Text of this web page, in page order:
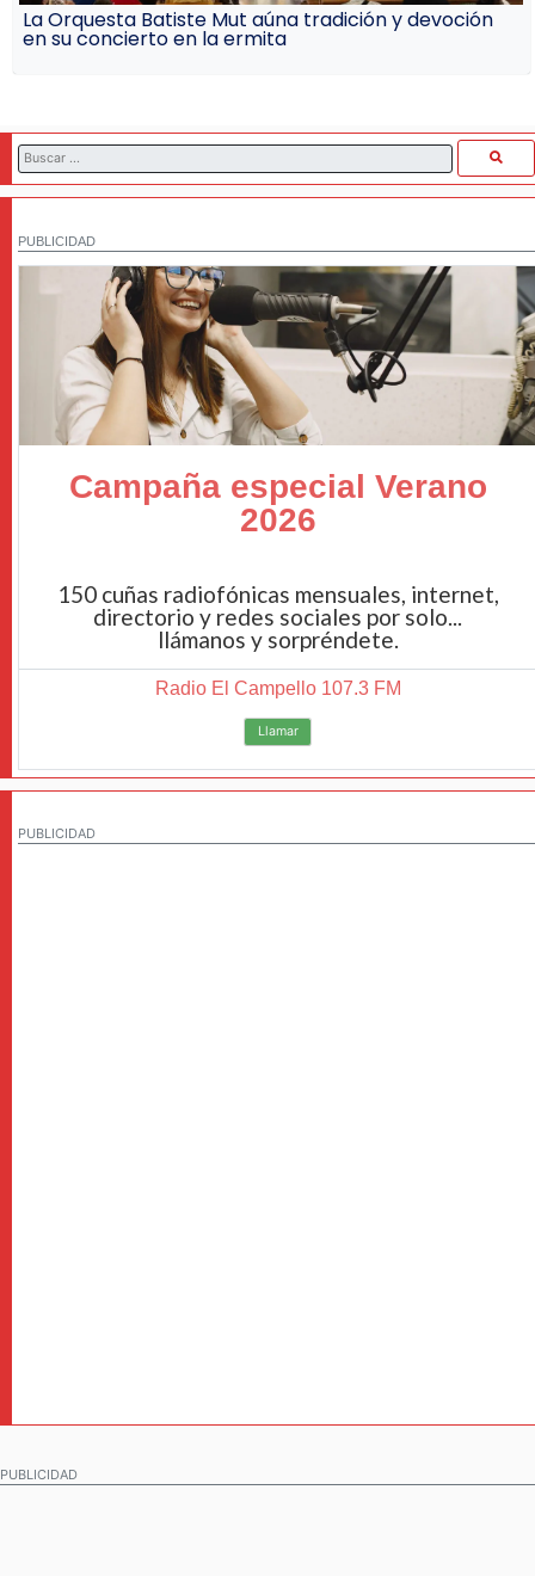
La Orquesta Batiste Mut aúna tradición y devoción
en su concierto en la ermita
PUBLICIDAD
Campaña especial Verano
2026
150 cuñas radiofónicas mensuales, internet,
directorio y redes sociales por solo...
llámanos y sorpréndete.
Radio El Campello 107.3 FM
Llamar
PUBLICIDAD
PUBLICIDAD